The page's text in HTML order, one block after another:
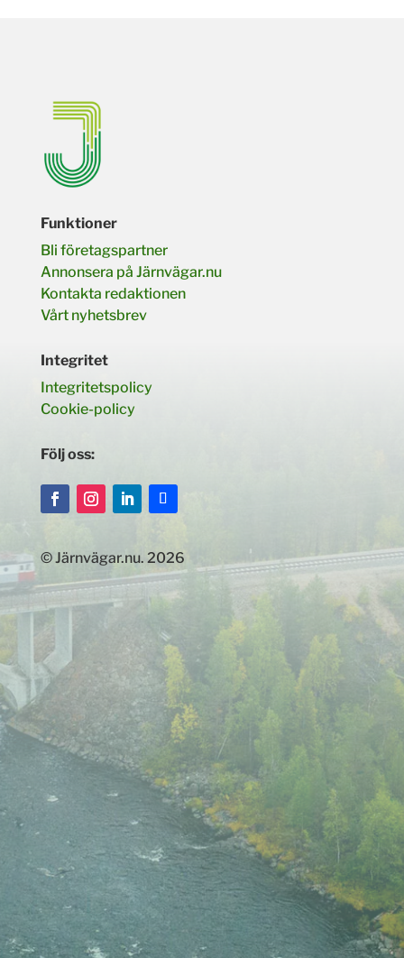
Funktioner
Bli företagspartner
Annonsera på Järnvägar.nu
Kontakta redaktionen
Vårt nyhetsbrev
Integritet
Integritetspolicy
Cookie-policy
Följ oss:
© Järnvägar.nu. 2026